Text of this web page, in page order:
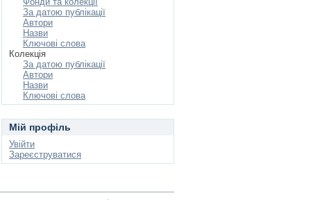
За датою публікації
Автори
Назви
Ключові слова
Колекція
За датою публікації
Автори
Назви
Ключові слова
Мій профіль
Увійти
Зареєструватися